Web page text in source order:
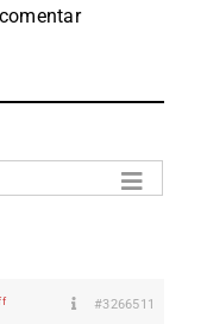
#3266511